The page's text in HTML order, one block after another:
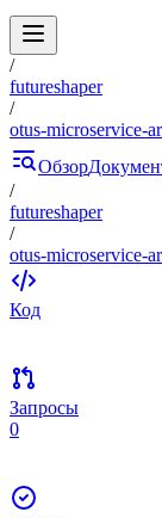
/
futureshaper
/
otus-microservice-
Обзор
/
futureshaper
/
otus-microservice-
Код
Запросы
0